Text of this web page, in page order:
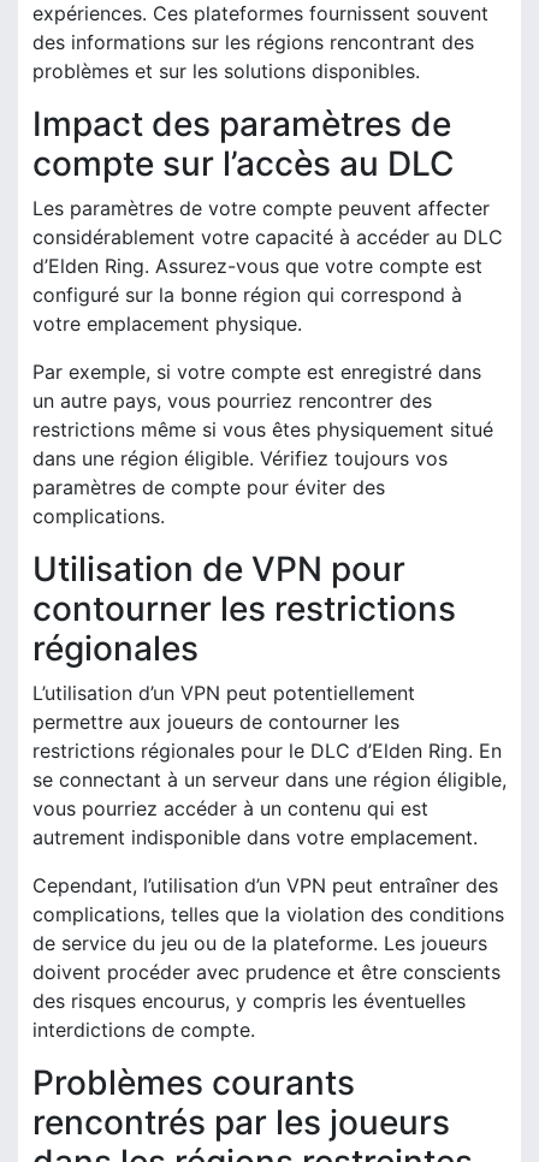
expériences. Ces plateformes fournissent souvent
des informations sur les régions rencontrant des
problèmes et sur les solutions disponibles.
Impact des paramètres de
compte sur l’accès au DLC
Les paramètres de votre compte peuvent affecter
considérablement votre capacité à accéder au DLC
d’Elden Ring. Assurez-vous que votre compte est
configuré sur la bonne région qui correspond à
votre emplacement physique.
Par exemple, si votre compte est enregistré dans
un autre pays, vous pourriez rencontrer des
restrictions même si vous êtes physiquement situé
dans une région éligible. Vérifiez toujours vos
paramètres de compte pour éviter des
complications.
Utilisation de VPN pour
contourner les restrictions
régionales
L’utilisation d’un VPN peut potentiellement
permettre aux joueurs de contourner les
restrictions régionales pour le DLC d’Elden Ring. En
se connectant à un serveur dans une région éligible,
vous pourriez accéder à un contenu qui est
autrement indisponible dans votre emplacement.
Cependant, l’utilisation d’un VPN peut entraîner des
complications, telles que la violation des conditions
de service du jeu ou de la plateforme. Les joueurs
doivent procéder avec prudence et être conscients
des risques encourus, y compris les éventuelles
interdictions de compte.
Problèmes courants
rencontrés par les joueurs